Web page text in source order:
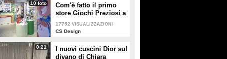
10 foto
Com'è fatto il primo
store Giochi Preziosi a
Milano
17752 VISUALIZZAZIONI
CS Design
0:21
I nuovi cuscini Dior sul
divano di Chiara